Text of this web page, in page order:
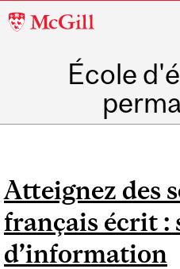
McGill
École
Atteignez des
français écrit :
d’information